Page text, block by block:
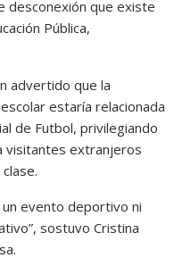
desconexión que existe
Pública,
advertido que la
estaría relacionada
de Futbol, privilegiando
visitantes extranjeros
un evento deportivo ni
sostuvo Cristina